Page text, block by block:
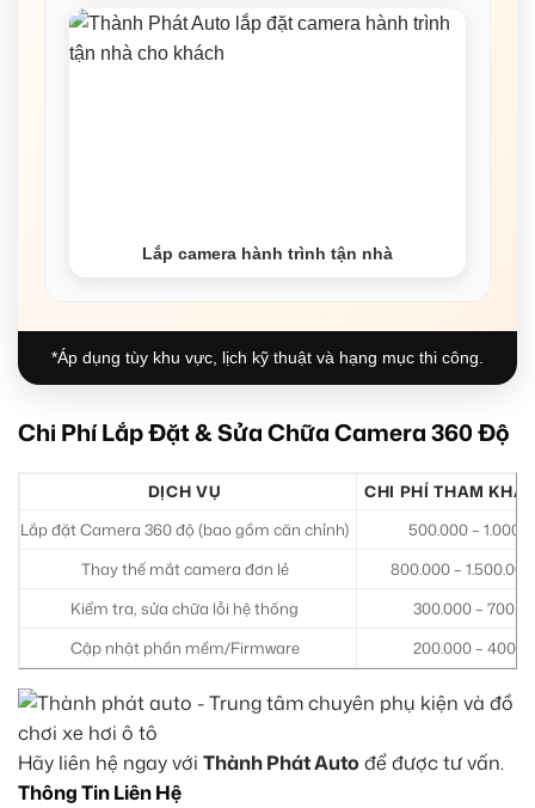
Lắp camera hành trình tận nhà
*Áp dụng tùy khu vực, lịch kỹ thuật và hạng mục thi công.
Chi Phí Lắp Đặt & Sửa Chữa Camera 360 Độ
DỊCH VỤ
CHI PHÍ THAM
Lắp đặt Camera 360 độ (bao gồm căn chỉnh)
500.000 –
Thay thế mắt camera đơn lẻ
800.000 –
Kiểm tra, sửa chữa lỗi hệ thống
300.000 –
Cập nhật phần mềm/Firmware
200.000 –
Hãy liên hệ ngay với Thành Phát Auto để được tư vấn.
Thông Tin Liên Hệ